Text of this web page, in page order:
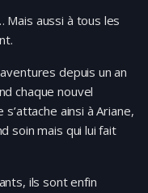
aussi à tous les
depuis un an
chaque nouvel
ainsi à Ariane,
soin mais qui lui fait
ils sont enfin